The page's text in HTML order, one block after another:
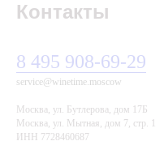
Контакты
8 495 908-69-29
service@winetime.moscow
Москва, ул. Бутлерова, дом 17Б
Mocква, ул. Мытная, дом 7, стр. 1
ИНН 7728460687